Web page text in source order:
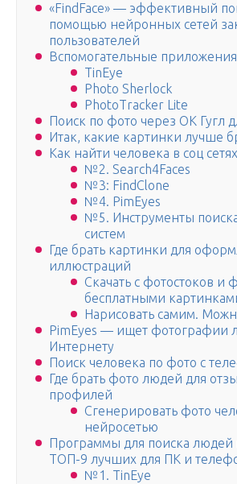
«FindFace» — эффективный
помощью нейронных сетей
пользователей
Вспомогательные приложения
TinEye
Photo Sherlock
PhotoTracker Lite
Поиск по фото через ОК Гугл
Итак, какие картинки лучше
Как найти человека в соц
№2. Search4Faces
№3: FindClone
№4. PimEyes
№5. Инструменты
систем
Где брать картинки для
иллюстраций
Скачать с фотостоков и
бесплатными
Нарисовать самим.
PimEyes — ищет фотографии
Интернету
Поиск человека по фото с
Где брать фото людей для
профилей
Сгенерировать фото
нейросетью
Программы для поиска людей
ТОП-9 лучших для ПК и
№1. TinEye